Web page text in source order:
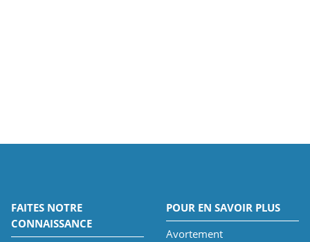
FAITES NOTRE
CONNAISSANCE
POUR EN SAVOIR PLUS
Avortement